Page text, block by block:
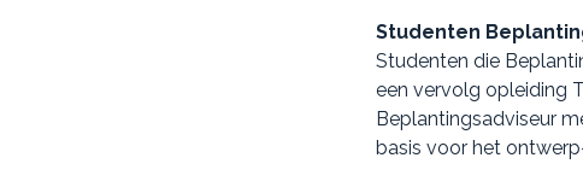
Studenten
Studenten die
een vervolg opleiding
Beplantingsadviseur
basis voor het